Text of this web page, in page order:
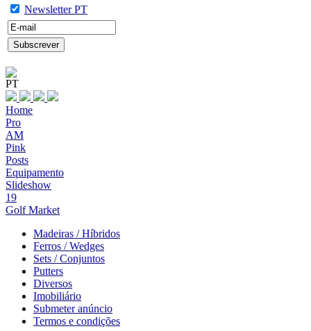
Newsletter PT
PT
Home
Pro
AM
Pink
Posts
Equipamento
Slideshow
19
Golf Market
Madeiras / Híbridos
Ferros / Wedges
Sets / Conjuntos
Putters
Diversos
Imobiliário
Submeter anúncio
Termos e condições